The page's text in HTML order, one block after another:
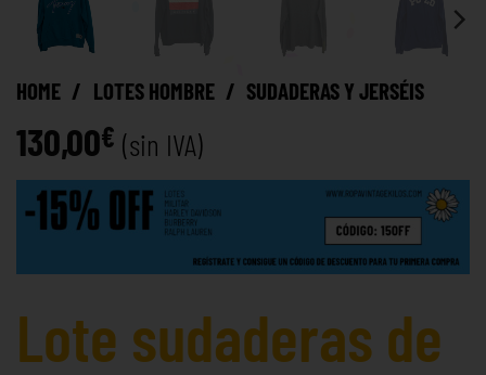
HOME / LOTES HOMBRE / SUDADERAS Y JERSÉIS
130,00€ (sin IVA)
Lote sudaderas de